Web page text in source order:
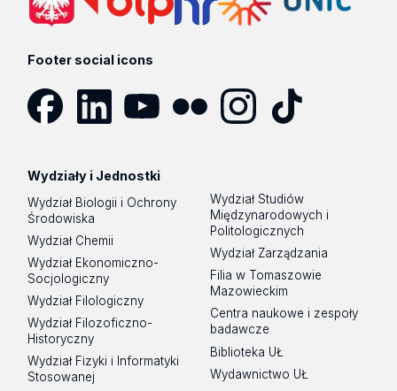
Footer social icons
Wydziały i Jednostki
Wydział Biologii i Ochrony
Środowiska
Wydział Chemii
Wydział Ekonomiczno-
Socjologiczny
Wydział Filologiczny
Wydział Filozoficzno-
Historyczny
Wydział Fizyki i Informatyki
Stosowanej
Wydział Studiów
Międzynarodowych i
Politologicznych
Wydział Zarządzania
Filia w Tomaszowie
Mazowieckim
Centra naukowe i zespoły
badawcze
Biblioteka UŁ
Wydawnictwo UŁ